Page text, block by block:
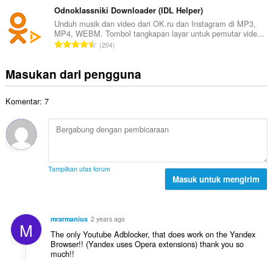
p
a
t
:
p
e
n
d
p
a
o
t
a
e
n
p
:
m
l
a
h
o
t
p
e
a
:
Odnoklassniki Downloader (IDL Helper)
Unduh musik dan video dari OK.ru dan Instagram di MP3,
MP4, WEBM. Tombol tangkapan layar untuk pemutar vide...
J
l
t
o
l
d
a
p
a
204
Masukan dari pengguna
Komentar: 7
Tampilkan utas forum
Masuk untuk mengirim
M mrarmanius 2 years ago
The only Youtube Adblocker, that does work on the Yandex
Browser!! (Yandex uses Opera extensions) thank you so
much!!